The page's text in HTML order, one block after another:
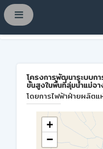
โครงการพัฒนาระบบก
ขั้นสูงในพื้นที่ลุ่มน้ำแม่จ
โดยการไฟฟ้าฝ่ายผลิตแ
+
−